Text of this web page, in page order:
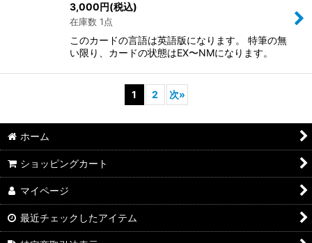
3,000円(税込)
在庫数 1点
このカードの言語は英語版になります。 特筆の無
い限り、カードの状態はEX〜NMになります。
1 2 次»
ホーム
ショッピングカート
マイページ
最近チェックしたアイテム